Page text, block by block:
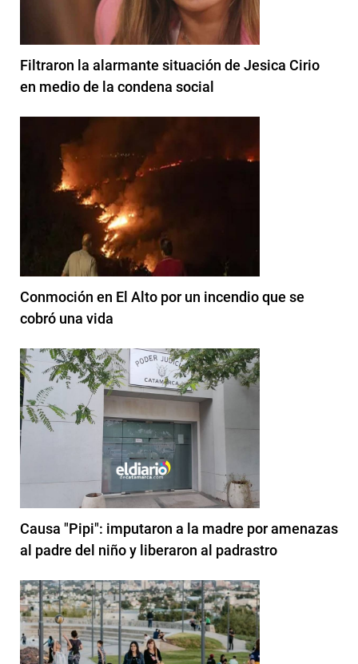
Filtraron la alarmante situación de Jesica Cirio
en medio de la condena social
Conmoción en El Alto por un incendio que se
cobró una vida
Causa "Pipi": imputaron a la madre por amenazas
al padre del niño y liberaron al padrastro